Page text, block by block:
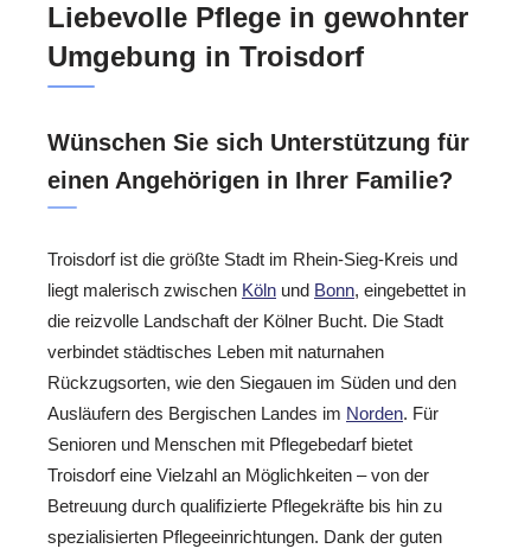
Liebevolle Pflege in gewohnter
Umgebung in Troisdorf
Wünschen Sie sich Unterstützung für
einen Angehörigen in Ihrer Familie?
Troisdorf ist die größte Stadt im Rhein-Sieg-Kreis und
liegt malerisch zwischen Köln und Bonn, eingebettet in
die reizvolle Landschaft der Kölner Bucht. Die Stadt
verbindet städtisches Leben mit naturnahen
Rückzugsorten, wie den Siegauen im Süden und den
Ausläufern des Bergischen Landes im Norden. Für
Senioren und Menschen mit Pflegebedarf bietet
Troisdorf eine Vielzahl an Möglichkeiten – von der
Betreuung durch qualifizierte Pflegekräfte bis hin zu
spezialisierten Pflegeeinrichtungen. Dank der guten